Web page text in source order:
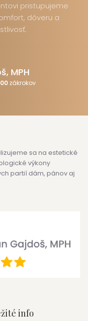
pristupujeme
dôveru a
MPH
zákrokov
sa na estetické
výkony
partií dám, pánov aj
info